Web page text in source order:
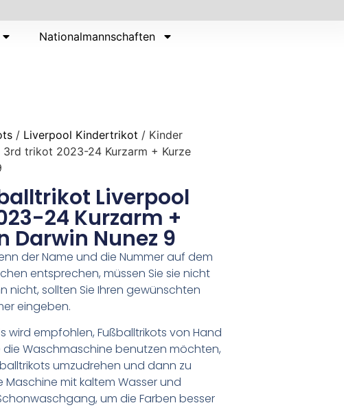
Nationalmannschaften
/ Liverpool Kindertrikot / Kinder
trikot 2023-24 Kurzarm + Kurze
Liverpool
24 Kurzarm +
Darwin Nunez 9
der Name und die Nummer auf dem
entsprechen, müssen Sie sie nicht
nicht, sollten Sie Ihren gewünschten
eingeben.
wird empfohlen, Fußballtrikots von Hand
die Waschmaschine benutzen möchten,
umzudrehen und dann zu
Maschine mit kaltem Wasser und
um die Farben besser